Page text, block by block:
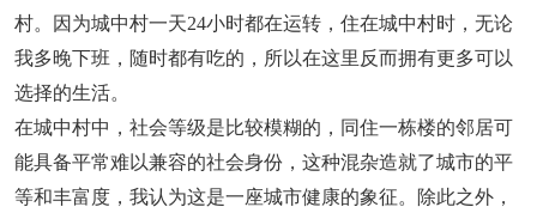
村。因为城中村一天24小时都在运转，住在城中村时，无论
我多晚下班，随时都有吃的，所以在这里反而拥有更多可以
选择的生活。
在城中村中，社会等级是比较模糊的，同住一栋楼的邻居可
能具备平常难以兼容的社会身份，这种混杂造就了城市的平
等和丰富度，我认为这是一座城市健康的象征。除此之外，